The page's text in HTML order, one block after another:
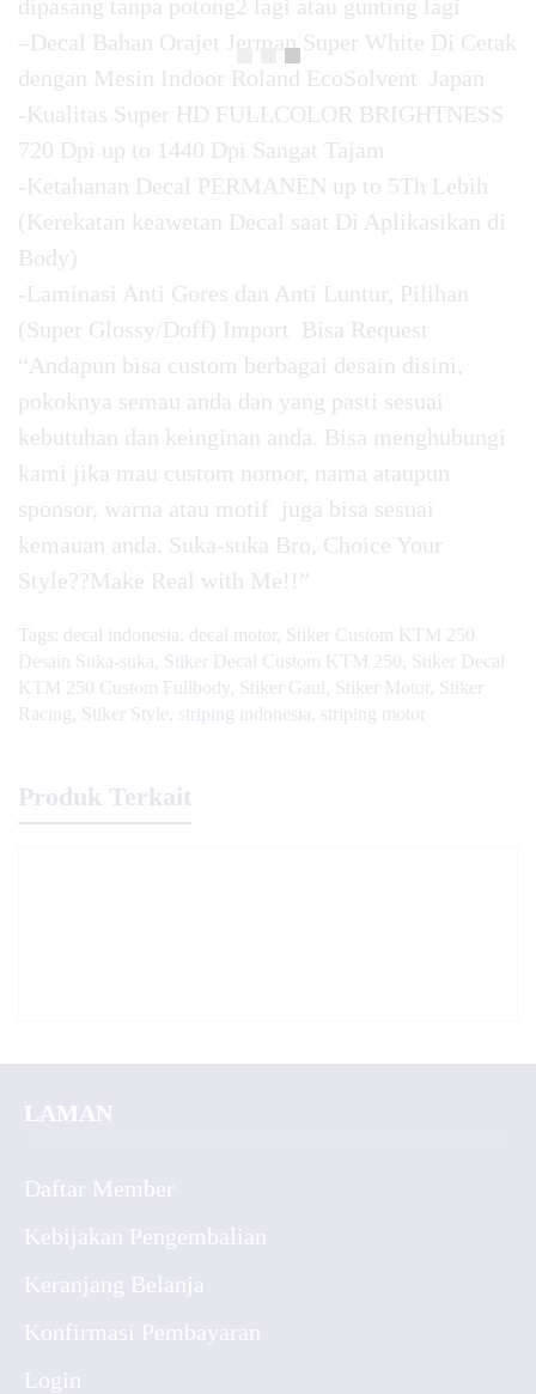
dipasang tanpa potong2 lagi atau gunting lagi
–Decal Bahan Orajet Jerman Super White Di Cetak
dengan Mesin Indoor Roland EcoSolvent Japan
-Kualitas Super HD FULLCOLOR BRIGHTNESS
720 Dpi up to 1440 Dpi Sangat Tajam
-Ketahanan Decal PERMANEN up to 5Th Lebih
(Kerekatan keawetan Decal saat Di Aplikasikan di
Body)
-Laminasi Anti Gores dan Anti Luntur, Pilihan
(Super Glossy/Doff) Import Bisa Request
“Andapun bisa custom berbagai desain disini,
pokoknya semau anda dan yang pasti sesuai
kebutuhan dan keinginan anda. Bisa menghubungi
kami jika mau custom nomor, nama ataupun
sponsor, warna atau motif juga bisa sesuai
kemauan anda. Suka-suka Bro, Choice Your
Style??Make Real with Me!!”
Tags: decal indonesia decal motor
Stiker Custom KTM 250
Desain Suka-suka
Stiker Decal Custom KTM 250
Stiker Decal
KTM 250 Custom Fullbody
Stiker Gaul Stiker Motor
Stiker
Racing
Stiker Style striping indonesia striping motor
Produk Terkait
LAMAN
Daftar Member
Kebijakan Pengembalian
Keranjang Belanja
Konfirmasi Pembayaran
Login